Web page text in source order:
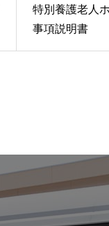
特別養護老人
事項説明書